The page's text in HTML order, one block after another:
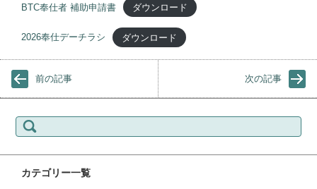
BTC奉仕者 補助申請書 ダウンロード
2026奉仕デーチラシ ダウンロード
前の記事 次の記事
検索:
カテゴリー一覧